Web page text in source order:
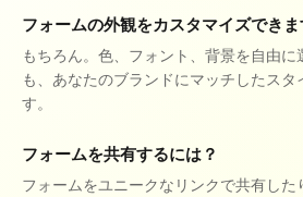
フォームの外観をカスタマイズできま
もちろん。色、フォント、背景を自由
も、あなたのブランドにマッチしたスタ
す。
フォームを共有するには？
フォームをユニークなリンクで共有し